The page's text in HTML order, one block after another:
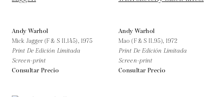
Andy Warhol
Mick Jagger (F & S II.145), 1975
Print De Edición Limitada
Screen-print
Consultar Precio
Andy Warhol
Mao (F & S II.95), 1972
Print De Edición Limitada
Screen-print
Consultar Precio